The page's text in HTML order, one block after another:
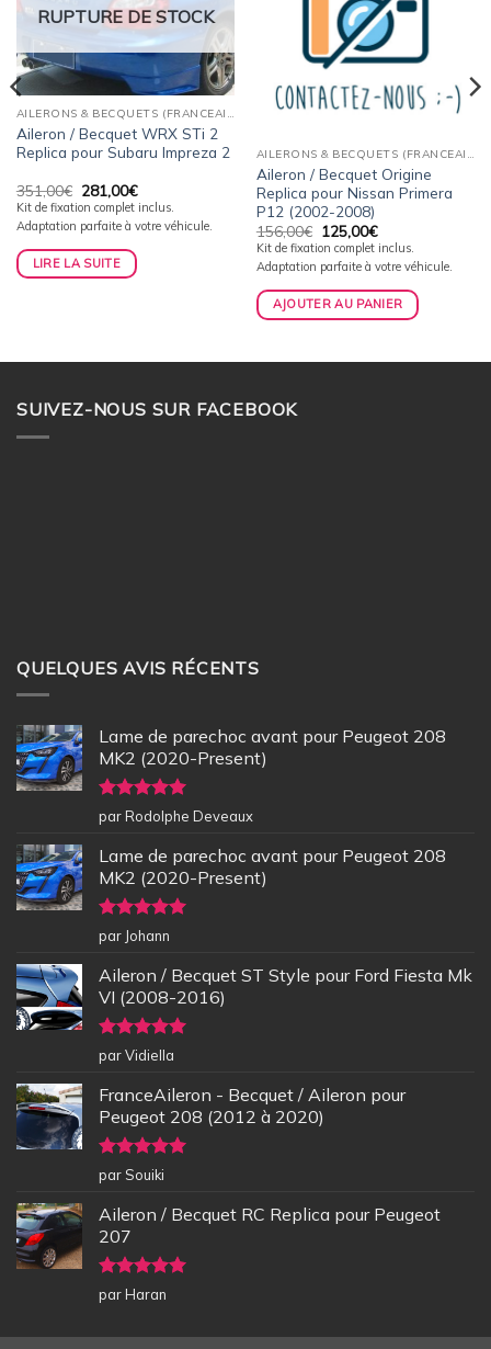
RUPTURE DE STOCK
AILERONS & BECQUETS (FRANCEAILERON)
Aileron / Becquet WRX STi 2
Replica pour Subaru Impreza 2
351,00€ Le
prix
initial
était :
351,00€.
281,00€Le
prix
actuel
est :
Kit de fixation complet inclus.
Adaptation parfaite à votre véhicule.
LIRE LA SUITE
AILERONS & BECQUETS (FRANCEAILERON)
Aileron / Becquet Origine
Replica pour Nissan Primera
P12 (2002-2008)
156,00€ Le
prix
initial
était :
156,00€.
125,00€Le
prix
actuel
est :
125,00€.
Kit de fixation complet inclus.
Adaptation parfaite à votre véhicule.
AJOUTER AU PANIER
SUIVEZ-NOUS SUR FACEBOOK
QUELQUES AVIS RÉCENTS
Lame de parechoc avant pour Peugeot 208
MK2 (2020-Present)
Note5sur
5
par Rodolphe Deveaux
Lame de parechoc avant pour Peugeot 208
MK2 (2020-Present)
Note5sur
5
par Johann
Aileron / Becquet ST Style pour Ford Fiesta Mk
VI (2008-2016)
Note5sur
5
par Vidiella
FranceAileron - Becquet / Aileron pour
Peugeot 208 (2012 à 2020)
Note5sur
5
par Souiki
Aileron / Becquet RC Replica pour Peugeot
207
Note5sur
5
par Haran